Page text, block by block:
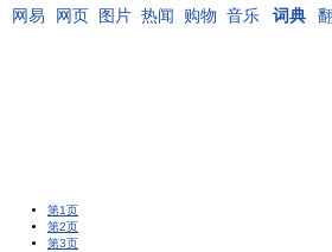
网易 网页 图片 热闻 购物 音乐 词典
第1页
第2页
第3页